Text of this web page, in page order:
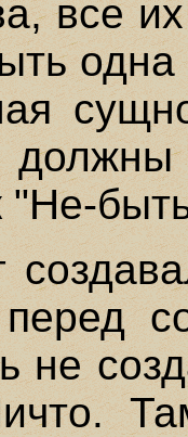
все
одна
"Не-
не